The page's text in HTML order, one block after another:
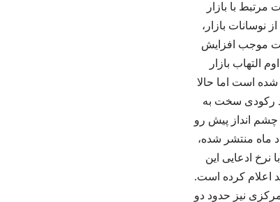
با بازار
نوسانات بازار،
موجب افزایش
التهاب بازار
است اما حالا
رکودی سخت به
انداز پیش رو
ماه منتشر شده،
توجهی با نرخ ادعایی این
مرکز میزان تورم نقطه‌به‌نقطه در بخش اجاره‌بها را نیز حدود ۳۱ تا ۳۲ درصد اعلام کرده است.
نیز حدود دو